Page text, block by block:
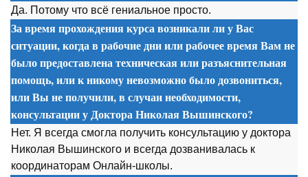
Да. Потому что всё гениальное просто.
За время прохождения курса возникали ли у Вас
ситуации, когда в рабочие дни или рабочее время Вам не
было предоставлена техническая или разъяснительная
помощь, или к никому невозможно было дозвониться,
или Вы не получили, в случаи необходимости,
консультации у Доктора Николая Вышинского?
Нет. Я всегда смогла получить консультацию у доктора
Николая Вышинского и всегда дозванивалась к
координаторам Онлайн-школы.